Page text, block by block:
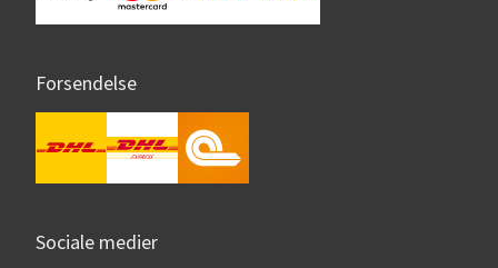
Forsendelse
Sociale medier